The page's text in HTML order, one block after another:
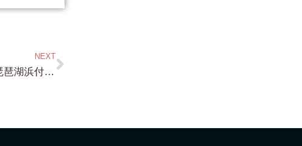
NEXT
琵琶湖浜付き 約700坪 前面砂浜・琵琶湖浜付き 約486坪 前面砂浜・琵琶湖浜付き 約396坪 前面砂浜（笑）読みにくいタイトルですね